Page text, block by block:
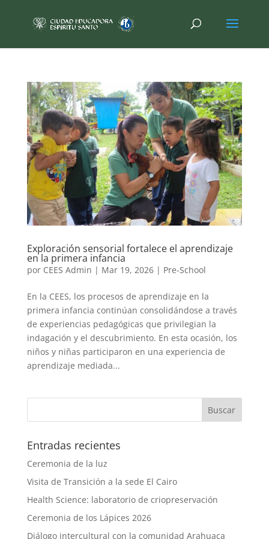
Exploración sensorial fortalece el aprendizaje
en la primera infancia
por CEES Admin | Mar 19, 2026| Pre-School
En la CEES, los procesos de aprendizaje en la
primera infancia continúan consolidándose a través
de experiencias pedagógicas que privilegian la
indagación y el descubrimiento. En esta ocasión, los
niños y niñas participaron en una experiencia de
aprendizaje mediada...
Entradas recientes
Ceremonia de la luz
Visita de Transición a la sede El Cairo
Health Science: laboratorio de criopreservación
Ceremonia de los Lápices 2026
Diálogo intercultural con la comunidad Arahuaca